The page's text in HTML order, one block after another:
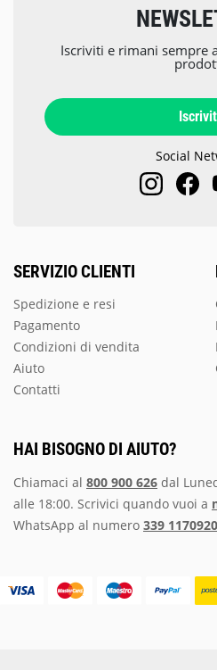
SERVIZIO CLIENTI
Spedizione e resi
Pagamento
Condizioni di vendita
Aiuto
Contatti
Iscriviti e rimani sempre
Social
HAI BISOGNO DI AIUTO?
Chiamaci al 800 900 626 dal
alle 18:00. Scrivici quando vuoi a
WhatsApp al numero 339 1170920